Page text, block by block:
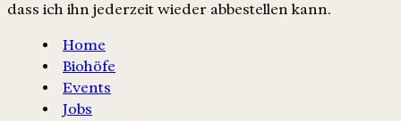
dass ich ihn jederzeit wieder abbestellen kann.
Home
Biohöfe
Events
Jobs